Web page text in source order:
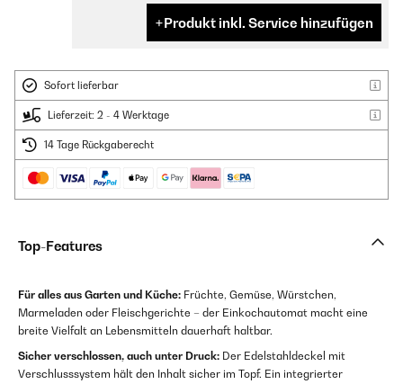
Produkt inkl. Service hinzufügen
Sofort lieferbar
Lieferzeit: 2 - 4 Werktage
14 Tage Rückgaberecht
Top-Features
Für alles aus Garten und Küche: Früchte, Gemüse, Würstchen,
Marmeladen oder Fleischgerichte – der Einkochautomat macht eine
breite Vielfalt an Lebensmitteln dauerhaft haltbar.
Sicher verschlossen, auch unter Druck: Der Edelstahldeckel mit
Verschlusssystem hält den Inhalt sicher im Topf. Ein integrierter